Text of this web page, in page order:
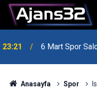
23:21 6 Mart Spor
Anasayfa Spor